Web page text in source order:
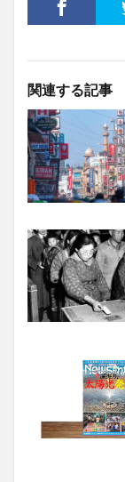
関連する記事